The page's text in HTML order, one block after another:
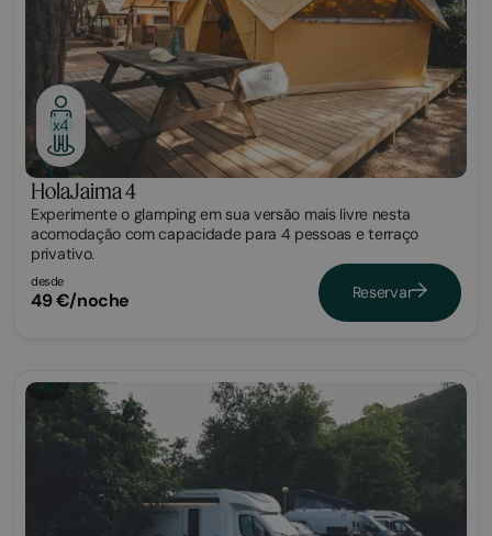
x4
HolaJaima 4
Experimente o glamping em sua versão mais livre nesta
acomodação com capacidade para 4 pessoas e terraço
privativo.
desde
49 €/noche Reservar
Parcela